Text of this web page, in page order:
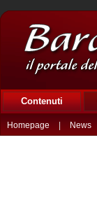
Contenuti
Homepage News